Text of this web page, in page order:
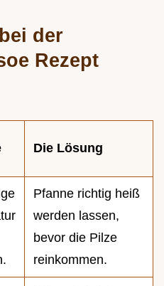
der
Rezept
Die Lösung
Pfanne richtig heiß
werden lassen,
bevor die Pilze
reinkommen.